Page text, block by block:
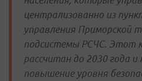
централизованно из
управления Приморской
подсистемы РСЧС. Этот
рассчитан до 2030 года и
повышение уровня